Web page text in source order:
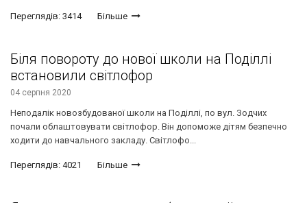
Переглядів: 3414 Більше
Біля повороту до нової школи на Поділлі
встановили світлофор
04 серпня 2020
Неподалік новозбудованої школи на Поділлі, по вул. Зодчих
почали облаштовувати світлофор. Він допоможе дітям безпечно
ходити до навчального закладу. Світлофо...
Переглядів: 4021 Більше